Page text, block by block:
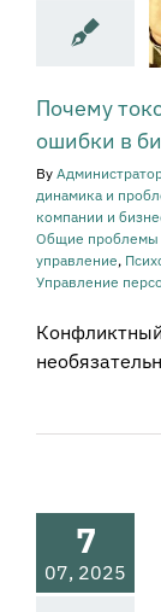
состояния
культура
проблемы и
бизнеса
лидерства,
и
персоналом
Почему
ошибки в
By
динамика и
компании и
Общие проблемы
управление,
Управление
7
07, 2025
руководителя и